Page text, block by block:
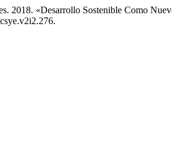
2018. «Desarrollo Sostenible Como